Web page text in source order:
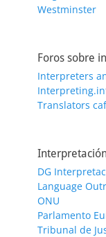
Westminster
Foros sobre
Interpreters
Translators
DG
Language
ONU
Parlamento
Tribunal de